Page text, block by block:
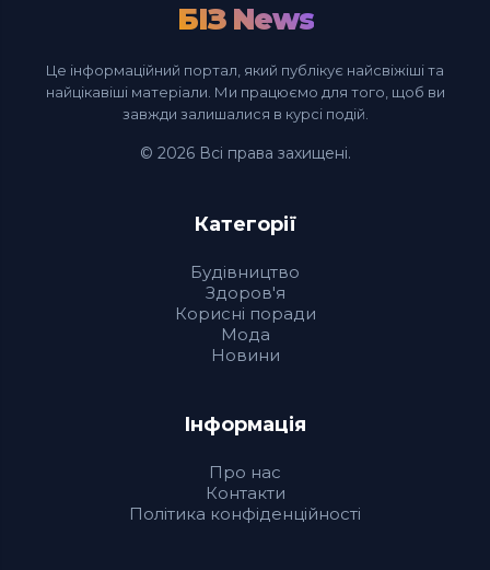
БІЗ News
Це інформаційний портал, який публікує найсвіжіші та
найцікавіші матеріали. Ми працюємо для того, щоб ви
завжди залишалися в курсі подій.
© 2026 Всі права захищені.
Категорії
Будівництво
Здоров'я
Корисні поради
Мода
Новини
Інформація
Про нас
Контакти
Політика конфіденційності